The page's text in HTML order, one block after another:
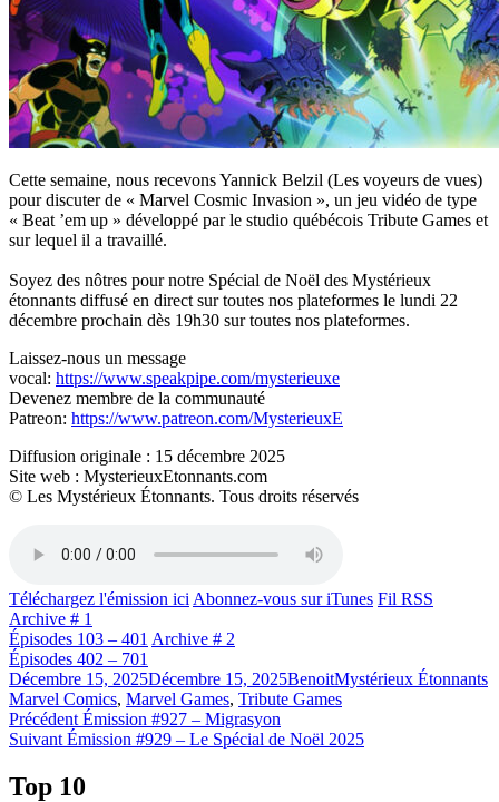
Cette semaine, nous recevons Yannick Belzil (Les voyeurs de vues)
pour discuter de « Marvel Cosmic Invasion », un jeu vidéo de type
« Beat ’em up » développé par le studio québécois Tribute Games et
sur lequel il a travaillé.
Soyez des nôtres pour notre Spécial de Noël des Mystérieux
étonnants diffusé en direct sur toutes nos plateformes le lundi 22
décembre prochain dès 19h30 sur toutes nos plateformes.
Laissez-nous un message
vocal: https://www.speakpipe.com/mysterieuxe
Devenez membre de la communauté
Patreon: https://www.patreon.com/MysterieuxE
Diffusion originale : 15 décembre 2025
Site web : MysterieuxEtonnants.com
© Les Mystérieux Étonnants. Tous droits réservés
Téléchargez l'émission ici Abonnez-vous sur iTunes Fil RSS
Archive # 1
Épisodes 103 – 401 Archive # 2
Épisodes 402 – 701
Publié
le
Décembre 15, 2025Décembre 15, 2025BenoitCatégories
Mystérieux Étonnants
Marvel Comics, Marvel Games, Tribute Games
Navigation
de
l'article
Précédent Article
précédent :
Émission #927 – Migrasyon
Suivant Article
Émission #929 – Le Spécial de Noël 2025
Top 10